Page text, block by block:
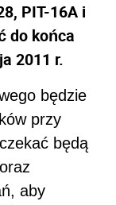
PIT-16A i
do końca
2011 r.
będzie
przy
będą
aby